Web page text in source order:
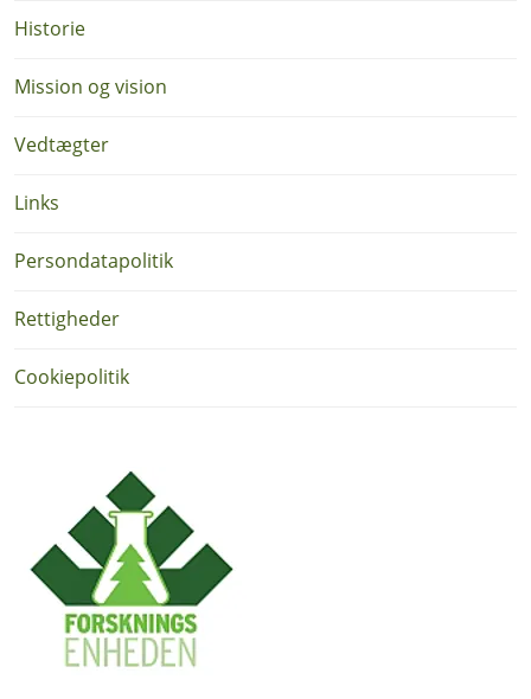
Historie
Mission og vision
Vedtægter
Links
Persondatapolitik
Rettigheder
Cookiepolitik